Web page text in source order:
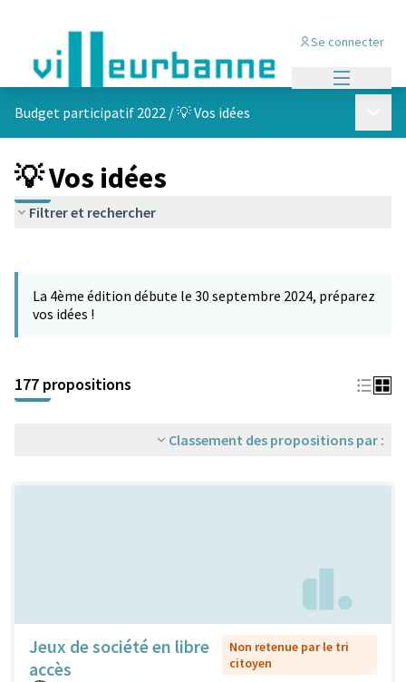
Se connecter
Budget participatif 2022 /💡 Vos idées
💡 Vos idées
Filtrer et rechercher
−
La 4ème édition débute le 30 septembre 2024, préparez
vos idées !
177 propositions
Classement des propositions par :
Jeux de société en libre
accès
Non retenue par le tri
citoyen